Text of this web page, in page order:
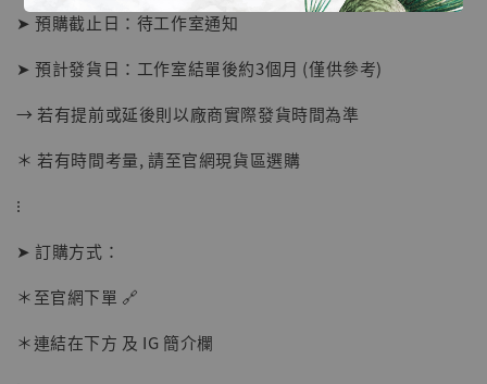
【店內現貨】海賊王 系列蒐藏雕像 布魯克達
NT$ 1,870
➤ 預購截止日：待工作室通知
➤ 預計發貨日：工作室結單後約3個月 (僅供參考)
→ 若有提前或延後則以廠商實際發貨時間為準
＊ 若有時間考量, 請至官網現貨區選購
⁝
➤ 訂購方式：
＊至官網下單 🔗
＊連結在下方 及 IG 簡介欄